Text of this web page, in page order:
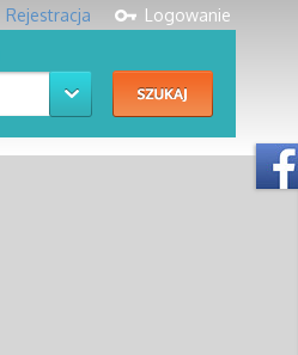
Logowanie
Rejestracja